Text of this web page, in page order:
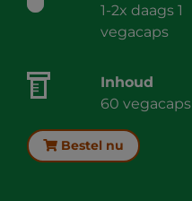
1-2x daags 1
vegacaps
Inhoud
60 vegacaps
Bestel nu